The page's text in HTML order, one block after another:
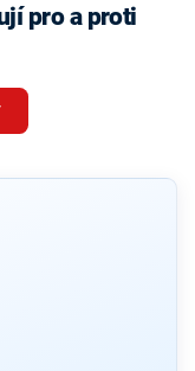
pro a proti